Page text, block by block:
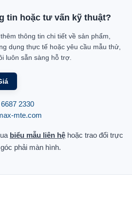
tin hoặc tư vấn kỹ thuật?
thông tin chi tiết về sản phẩm,
dụng thực tế hoặc yêu cầu mẫu thử,
luôn sẵn sàng hỗ trợ.
2330
mte.com
biểu mẫu liên hệ hoặc trao đổi trực
phải màn hình.